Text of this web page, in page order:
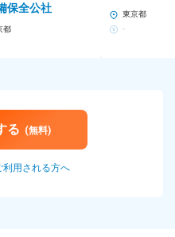
保全公社
都
東京都
-
る (無料)
用される方へ